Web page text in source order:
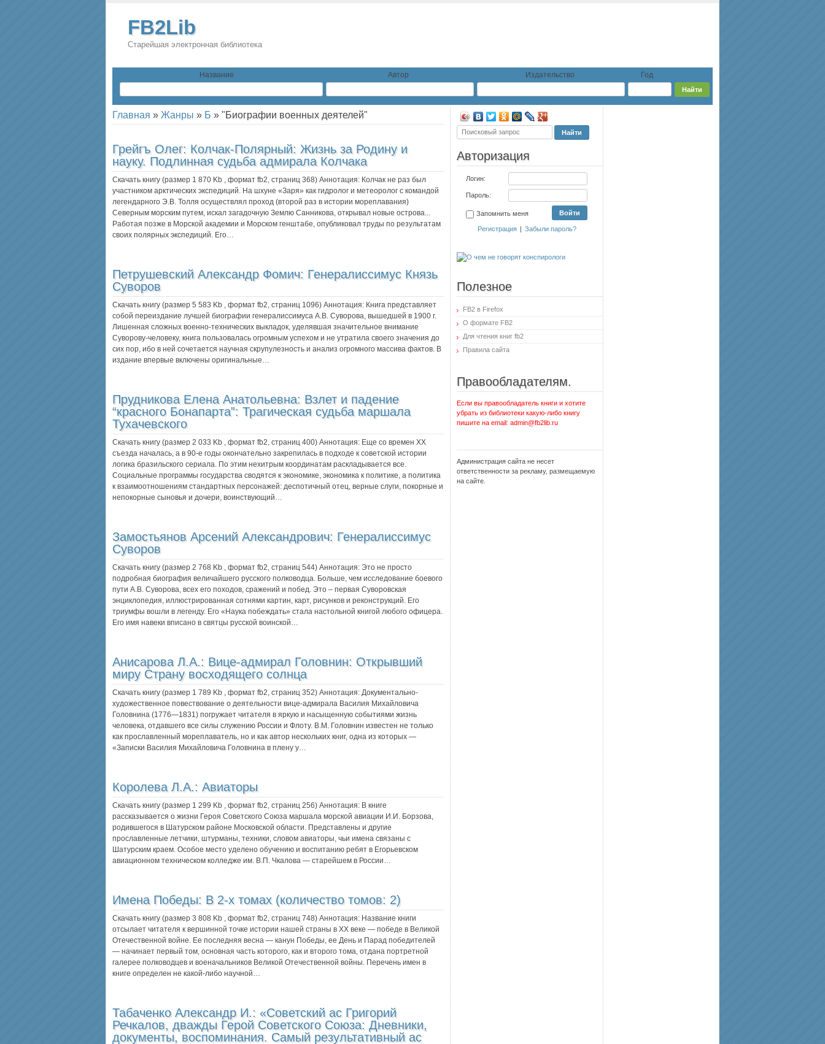
FB2Lib
Старейшая электронная библиотека
Название Автор Издательство Год
Главная » Жанры » Б » "Биографии военных деятелей"
Грейгъ Олег: Колчак-Полярный: Жизнь за Родину и
науку. Подлинная судьба адмирала Колчака
Скачать книгу (размер 1 870 Kb , формат fb2, страниц 368) Аннотация: Колчак не раз был
участником арктических экспедиций. На шхуне «Заря» как гидролог и метеоролог с командой
легендарного Э.В. Толля осуществлял проход (второй раз в истории мореплавания)
Северным морским путем, искал загадочную Землю Санникова, открывал новые острова...
Работая позже в Морской академии и Морском генштабе, опубликовал труды по результатам
своих полярных экспедиций. Его…
Петрушевский Александр Фомич: Генералиссимус Князь
Суворов
Скачать книгу (размер 5 583 Kb , формат fb2, страниц 1096) Аннотация: Книга представляет
собой переиздание лучшей биографии генералиссимуса А.В. Суворова, вышедшей в 1900 г.
Лишенная сложных военно-технических выкладок, уделявшая значительное внимание
Суворову-человеку, книга пользовалась огромным успехом и не утратила своего значения до
сих пор, ибо в ней сочетается научная скрупулезность и анализ огромного массива фактов. В
издание впервые включены оригинальные…
Прудникова Елена Анатольевна: Взлет и падение
“красного Бонапарта”: Трагическая судьба маршала
Тухачевского
Скачать книгу (размер 2 033 Kb , формат fb2, страниц 400) Аннотация: Еще со времен ХХ
съезда началась, а в 90-е годы окончательно закрепилась в подходе к советской истории
логика бразильского сериала. По этим нехитрым координатам раскладывается все.
Социальные программы государства сводятся к экономике, экономика к политике, а политика
к взаимоотношениям стандартных персонажей: деспотичный отец, верные слуги, покорные и
непокорные сыновья и дочери, воинствующий…
Замостьянов Арсений Александрович: Генералиссимус
Суворов
Скачать книгу (размер 2 768 Kb , формат fb2, страниц 544) Аннотация: Это не просто
подробная биография величайшего русского полководца. Больше, чем исследование боевого
пути А.В. Суворова, всех его походов, сражений и побед. Это – первая Суворовская
энциклопедия, иллюстрированная сотнями картин, карт, рисунков и реконструкций. Его
триумфы вошли в легенду. Его «Наука побеждать» стала настольной книгой любого офицера.
Его имя навеки вписано в святцы русской воинской…
Анисарова Л.А.: Вице-адмирал Головнин: Открывший
миру Страну восходящего солнца
Скачать книгу (размер 1 789 Kb , формат fb2, страниц 352) Аннотация: Документально-
художественное повествование о деятельности вице-адмирала Василия Михайловича
Головнина (1776—1831) погружает читателя в яркую и насыщенную событиями жизнь
человека, отдавшего все силы служению России и Флоту. В.М. Головнин известен не только
как прославленный мореплаватель, но и как автор нескольких книг, одна из которых —
«Записки Василия Михайловича Головнина в плену у…
Королева Л.А.: Авиаторы
Скачать книгу (размер 1 299 Kb , формат fb2, страниц 256) Аннотация: В книге
рассказывается о жизни Героя Советского Союза маршала морской авиации И.И. Борзова,
родившегося в Шатурском районе Московской области. Представлены и другие
прославленные летчики, штурманы, техники, словом авиаторы, чьи имена связаны с
Шатурским краем. Особое место уделено обучению и воспитанию ребят в Егорьевском
авиационном техническом колледже им. В.П. Чкалова — старейшем в России…
Имена Победы: В 2-х томах (количество томов: 2)
Скачать книгу (размер 3 808 Kb , формат fb2, страниц 748) Аннотация: Название книги
отсылает читателя к вершинной точке истории нашей страны в XX веке — победе в Великой
Отечественной войне. Ее последняя весна — канун Победы, ее День и Парад победителей
— начинает первый том, основная часть которого, как и второго тома, отдана портретной
галерее полководцев и военачальников Великой Отечественной войны. Перечень имен в
книге определен не какой-либо научной…
Табаченко Александр И.: «Советский ас Григорий
Речкалов, дважды Герой Советского Союза: Дневники,
документы, воспоминания. Самый результативный ас
Авторизация
Логин:
Пароль:
Запомнить меня
Регистрация | Забыли пароль?
Полезное
FB2 в Firefox
О формате FB2
Для чтения книг fb2
Правила сайта
Правообладателям.
Если вы правообладатель книги и хотите
убрать из библиотеки какую-либо книгу
пишите на email: admin@fb2lib.ru
Администрация сайта не несет
ответственности за рекламу, размещаемую
на сайте.